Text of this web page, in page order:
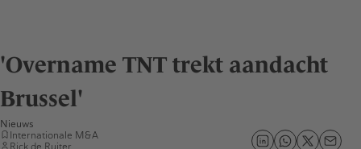
'Overname TNT trekt aandacht
Brussel'
Nieuws
Internationale M&A
Rick de Ruiter